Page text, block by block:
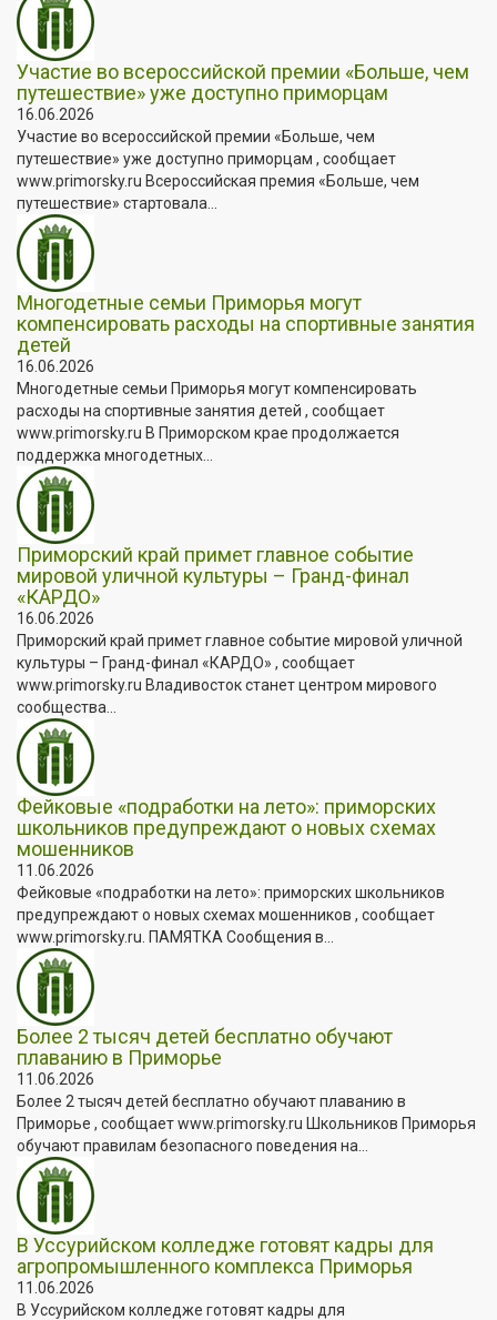
Участие во всероссийской премии «Больше, чем
путешествие» уже доступно приморцам
16.06.2026
Участие во всероссийской премии «Больше, чем
путешествие» уже доступно приморцам , сообщает
www.primorsky.ru Всероссийская премия «Больше, чем
путешествие» стартовала...
Многодетные семьи Приморья могут
компенсировать расходы на спортивные занятия
детей
16.06.2026
Многодетные семьи Приморья могут компенсировать
расходы на спортивные занятия детей , сообщает
www.primorsky.ru В Приморском крае продолжается
поддержка многодетных...
Приморский край примет главное событие
мировой уличной культуры – Гранд-финал
«КАРДО»
16.06.2026
Приморский край примет главное событие мировой уличной
культуры – Гранд-финал «КАРДО» , сообщает
www.primorsky.ru Владивосток станет центром мирового
сообщества...
Фейковые «подработки на лето»: приморских
школьников предупреждают о новых схемах
мошенников
11.06.2026
Фейковые «подработки на лето»: приморских школьников
предупреждают о новых схемах мошенников , сообщает
www.primorsky.ru. ПАМЯТКА Сообщения в...
Более 2 тысяч детей бесплатно обучают
плаванию в Приморье
11.06.2026
Более 2 тысяч детей бесплатно обучают плаванию в
Приморье , сообщает www.primorsky.ru Школьников Приморья
обучают правилам безопасного поведения на...
В Уссурийском колледже готовят кадры для
агропромышленного комплекса Приморья
11.06.2026
В Уссурийском колледже готовят кадры для